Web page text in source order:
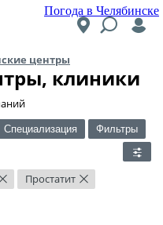
Погода в Челябинске
центры
клиники
Специализация Фильтры
Простатит ×